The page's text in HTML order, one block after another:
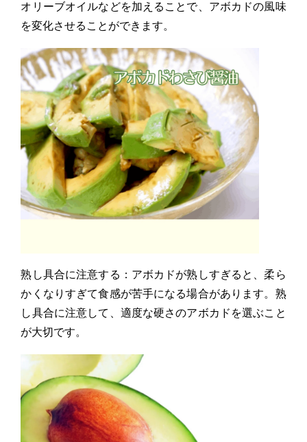
オリーブオイルなどを加えることで、アボカドの風味
を変化させることができます。
熟し具合に注意する：アボカドが熟しすぎると、柔ら
かくなりすぎて食感が苦手になる場合があります。熟
し具合に注意して、適度な硬さのアボカドを選ぶこと
が大切です。